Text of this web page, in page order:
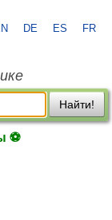
DE ES FR
Найти!
⚽